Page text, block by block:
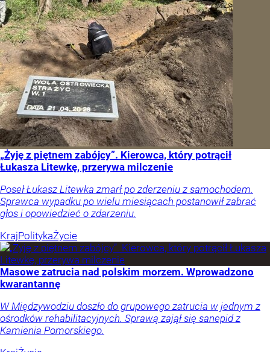
„Żyję z piętnem zabójcy”. Kierowca, który potrącił
Łukasza Litewkę, przerywa milczenie
Poseł Łukasz Litewka zmarł po zderzeniu z samochodem.
Sprawca wypadku po wielu miesiącach postanowił zabrać
głos i opowiedzieć o zdarzeniu.
KrajPolitykaŻycie
Masowe zatrucia nad polskim morzem. Wprowadzono
kwarantannę
W Międzywodziu doszło do grupowego zatrucia w jednym z
ośrodków rehabilitacyjnych. Sprawą zajął się sanepid z
Kamienia Pomorskiego.